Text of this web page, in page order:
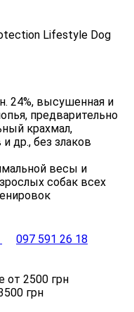
Lifestyle Dog
24%, высушенная и
предварительно
крахмал,
др., без злаков
весы и
собак всех
097 591 26 18
от 2500 грн
грн